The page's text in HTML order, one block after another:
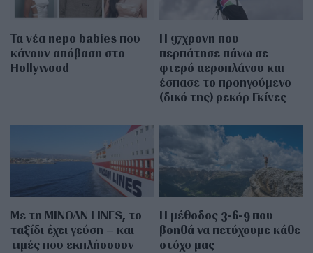
Τα νέα nepo babies που
κάνουν απόβαση στο
Hollywood
Η 97χρονη που
περπάτησε πάνω σε
φτερό αεροπλάνου και
έσπασε το προηγούμενο
(δικό της) ρεκόρ Γκίνες
Με τη MINOAN LINES, το
ταξίδι έχει γεύση – και
τιμές που εκπλήσσουν
Η μέθοδος 3-6-9 που
βοηθά να πετύχουμε κάθε
στόχο μας